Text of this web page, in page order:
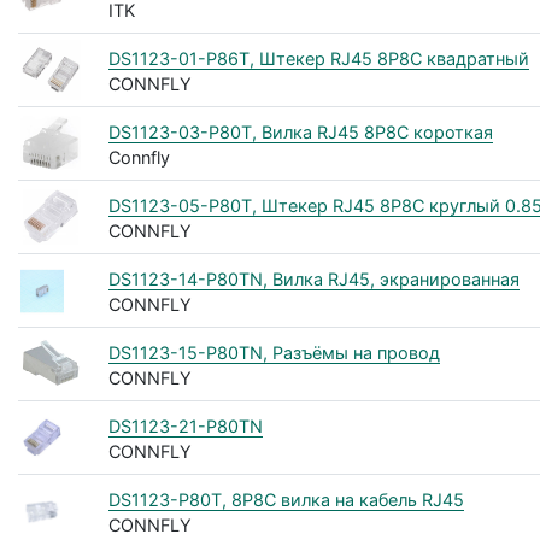
ITK
DS1123-01-P86T, Штекер RJ45 8P8C квадратный
CONNFLY
DS1123-03-P80T, Вилка RJ45 8P8C короткая
Connfly
DS1123-05-P80T, Штекер RJ45 8P8C круглый
CONNFLY
DS1123-14-P80TN, Вилка RJ45, экранированная
CONNFLY
DS1123-15-P80TN, Разъёмы на провод
CONNFLY
DS1123-21-P80TN
CONNFLY
DS1123-P80T, 8P8C вилка на кабель RJ45
CONNFLY